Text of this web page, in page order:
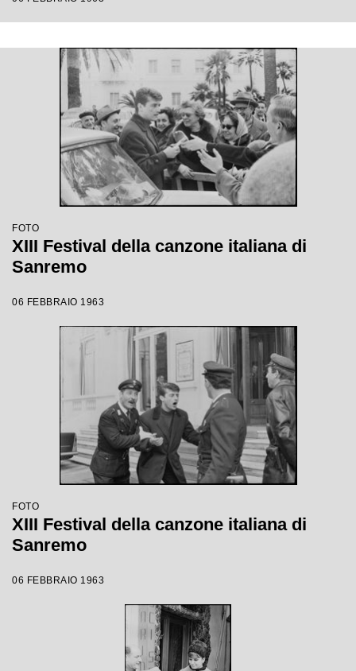
FOTO
XIII Festival della canzone italiana di
Sanremo
06 FEBBRAIO 1963
FOTO
XIII Festival della canzone italiana di
Sanremo
06 FEBBRAIO 1963